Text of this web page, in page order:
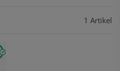
1 Artikel